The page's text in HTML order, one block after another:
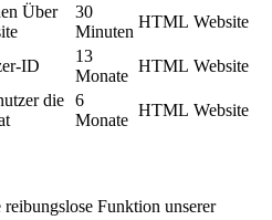
Über
30
Minuten
HTML Website
ID
13
Monate
HTML Website
die 6
Monate
HTML Website
Funktion unserer